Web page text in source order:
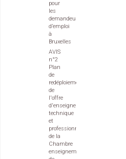
pour
les
demandeurs
d’emploi
à
Bruxelles
AVIS
n°2
Plan
de
redéploiement
de
l'offre
d'enseignement
technique
et
professionnel
de la
Chambre
enseignement